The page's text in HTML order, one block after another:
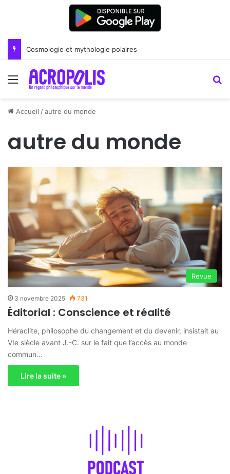
Cosmologie et mythologie polaires
Menu
Accueil /autre du monde
autre du monde
Revue
3 novembre 2025 731
Éditorial : Conscience et réalité
Héraclite, philosophe du changement et du devenir, insistait au
VIe siècle avant J.-C. sur le fait que l’accès au monde
commun…
Lire la suite »